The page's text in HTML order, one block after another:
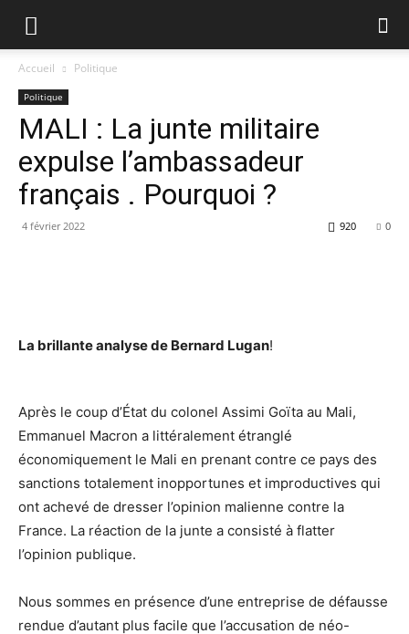
Accueil Politique
Politique
MALI : La junte militaire
expulse l’ambassadeur
français . Pourquoi ?
4 février 2022 0
920
La brillante analyse de Bernard Lugan!
Après le coup d’État du colonel Assimi Goïta au Mali,
Emmanuel Macron a littéralement étranglé
économiquement le Mali en prenant contre ce pays des
sanctions totalement inopportunes et improductives qui
ont achevé de dresser l’opinion malienne contre la
France. La réaction de la junte a consisté à flatter
l’opinion publique.
Nous sommes en présence d’une entreprise de défausse
rendue d’autant plus facile que l’accusation de néo-